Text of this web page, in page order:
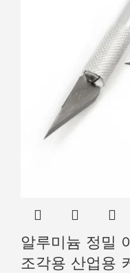
알루미늄 정밀
조각용 산업용